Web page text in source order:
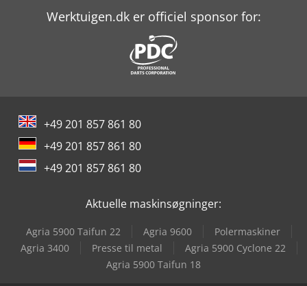
Linde L 10
Linde V
Loedige Fkm 130
Rego Sm 3
Werktuigen.dk er officiel sponsor for:
+49 201 857 861 80
+49 201 857 861 80
+49 201 857 861 80
Aktuelle maskinsøgninger:
Agria 5900 Taifun 22 Agria 9600
Polermaskiner
Agria 3400
Presse til metal
Agria 5900 Cyclone 22
Agria 5900 Taifun 18